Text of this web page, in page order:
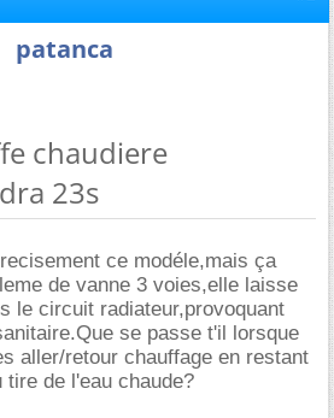
patanca
chaudiere
23s
ce modéle,mais ça
de vanne 3 voies,elle laisse
le circuit radiateur,provoquant
se passe t'il lorsque
aller/retour chauffage en restant
de l'eau chaude?